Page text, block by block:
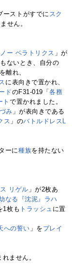
ーストがすでに スク
せん。
ー ベラトリクス 」が
ないとき、自分の
を離れ、
に表向きで置かれ、
ドのF31-019「各務
トで置かれました。
み 」が表向きである
ス 」のバトルドレスL
ーに種族を持たない
リゲル 」が2枚あ
なる『沈泥』ラハ
1枚も トラッシュ に置
への誓い 」を プレイ
ません。